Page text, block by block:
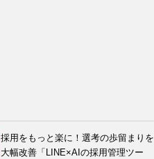
採用をもっと楽に！選考の歩留まりを
大幅改善「LINE×AIの採用管理ツー